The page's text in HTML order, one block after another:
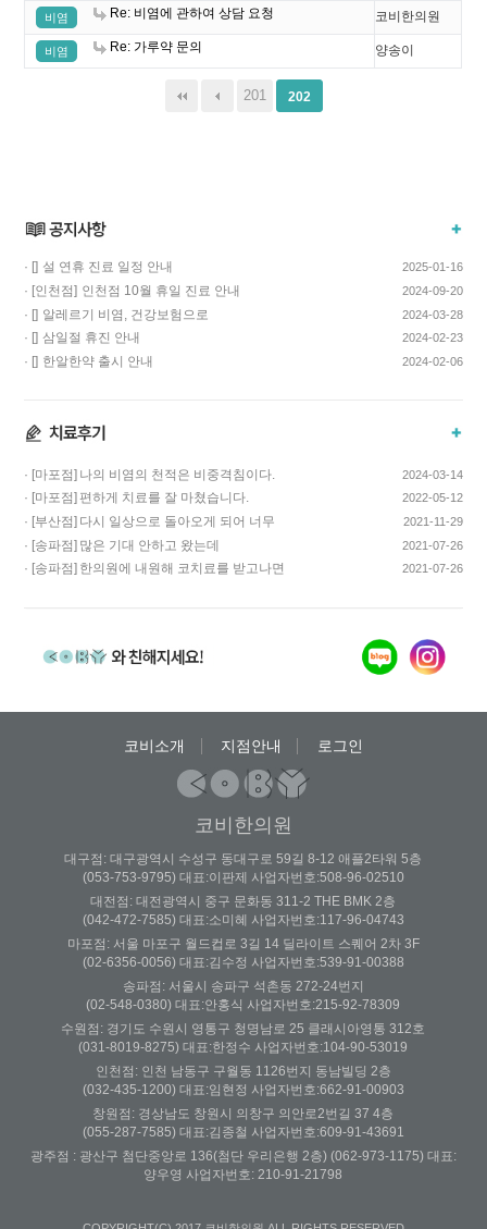
비염 Re: 비염에 관하여 상담 요청 코비한의원
비염 Re: 가루약 문의 양송이
201 202
· [] 설 연휴 진료 일정 안내 2025-01-16
· [인천점] 인천점 10월 휴일 진료 안내 2024-09-20
· [] 알레르기 비염, 건강보험으로
치료하고 비용…
2024-03-28
· [] 삼일절 휴진 안내 2024-02-23
· [] 한알한약 출시 안내 2024-02-06
· [마포점] 나의 비염의 천적은 비중격침이다. 2024-03-14
· [마포점] 편하게 치료를 잘 마쳤습니다. 2022-05-12
· [부산점] 다시 일상으로 돌아오게 되어 너무
기쁩니다…
2021-11-29
· [송파점] 많은 기대 안하고 왔는데
코스요리처럼 이어…
2021-07-26
· [송파점] 한의원에 내원해 코치료를 받고나면
2021-07-26
코비소개 지점안내 로그인
코비한의원
대구점: 대구광역시 수성구 동대구로 59길 8-12 애플2타워 5층
(053-753-9795) 대표:이판제 사업자번호:508-96-02510
대전점: 대전광역시 중구 문화동 311-2 THE BMK 2층
(042-472-7585) 대표:소미혜 사업자번호:117-96-04743
마포점: 서울 마포구 월드컵로 3길 14 딜라이트 스퀘어 2차 3F
(02-6356-0056) 대표:김수정 사업자번호:539-91-00388
송파점: 서울시 송파구 석촌동 272-24번지
(02-548-0380) 대표:안홍식 사업자번호:215-92-78309
수원점: 경기도 수원시 영통구 청명남로 25 클래시아영통 312호
(031-8019-8275) 대표:한정수 사업자번호:104-90-53019
인천점: 인천 남동구 구월동 1126번지 동남빌딩 2층
(032-435-1200) 대표:임현정 사업자번호:662-91-00903
창원점: 경상남도 창원시 의창구 의안로2번길 37 4층
(055-287-7585) 대표:김종철 사업자번호:609-91-43691
광주점 : 광산구 첨단중앙로 136(첨단 우리은행 2층) (062-973-1175) 대표:
양우영 사업자번호: 210-91-21798